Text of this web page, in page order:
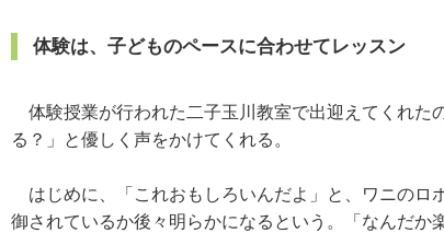
体験は、子どものペースに合わせてレッスン
体験授業が行われた二子玉川教室で出迎えてくれた
る？」と優しく声をかけてくれる。
はじめに、「これおもしろいんだよ」と、ワニのロ
御されているか後々明らかになるという。「なんだか